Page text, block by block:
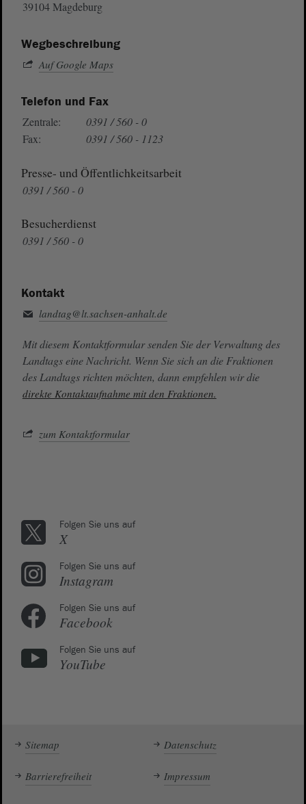
39104 Magdeburg
Wegbeschreibung
Auf Google Maps
Telefon und Fax
Zentrale:
0391 / 560 - 0
Fax:
0391 / 560 - 1123
Presse- und Öffentlichkeitsarbeit
0391 / 560 - 0
Besucherdienst
0391 / 560 - 0
Kontakt
landtag@lt.sachsen-anhalt.de
Mit diesem Kontaktformular senden Sie der Verwaltung des
Landtags eine Nachricht. Wenn Sie sich an die Fraktionen
des Landtags richten möchten, dann empfehlen wir die
direkte Kontaktaufnahme mit den Fraktionen.
zum Kontaktformular
Folgen Sie uns auf
X
Folgen Sie uns auf
Instagram
Folgen Sie uns auf
Facebook
Folgen Sie uns auf
YouTube
Sitemap Datenschutz
Barrierefreiheit Impressum